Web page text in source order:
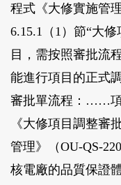
程式《大修實施管
6.15.1（1）節“大
目，需按照審批流
能進行項目的正式
審批單流程：……項
《大修項目調整
管理》（OU-QS-
核電廠的品質保證